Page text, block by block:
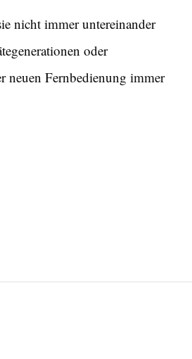
nicht immer untereinander
oder
neuen Fernbedienung immer